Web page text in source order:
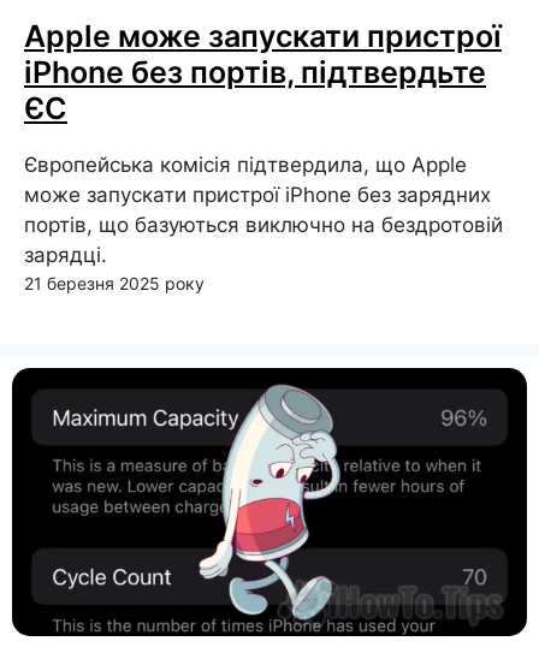
Apple може запускати пристрої
iPhone без портів, підтвердьте
ЄС
Європейська комісія підтвердила, що Apple
може запускати пристрої iPhone без зарядних
портів, що базуються виключно на бездротовій
зарядці.
21 березня 2025 року